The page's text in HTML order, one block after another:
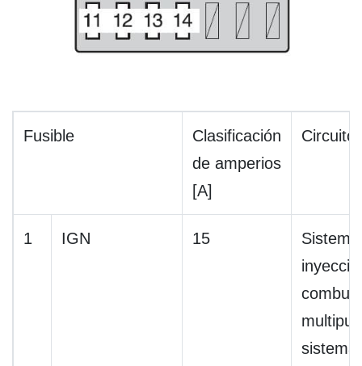
Fusible
Clasificación
de amperios
[A]
Circuito
1 IGN 15
sistema